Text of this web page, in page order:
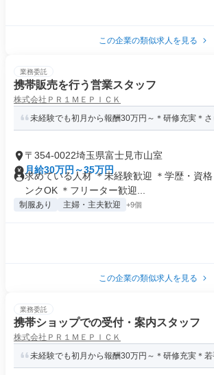
この企業の類似求人を見る
業務委託
携帯販売を行う営業スタッフ
株式会社ＰＲ１ＭＥＰＩＣＫ
未経験でも初月から報酬30万円～＊研修充実＊
〒354-0022埼玉県富士見市山室
月給30万円～35万円
求めている人材 ＊未経験歓迎 ＊学歴・資
ンクOK ＊フリーター歓迎...
制服あり 主婦・主夫歓迎 +9個
この企業の類似求人を見る
業務委託
携帯ショップでの受付・案内スタッフ
株式会社ＰＲ１ＭＥＰＩＣＫ
未経験でも初月から報酬30万円～＊研修充実＊